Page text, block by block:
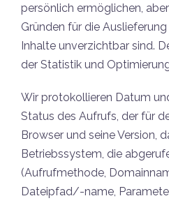
persönlich ermöglichen,
Gründen für die
Inhalte unverzichtbar sind.
der Statistik und
Wir protokollieren Datum
Status des Aufrufs, der für
Browser und seine Version,
Betriebssystem, die
(Aufrufmethode,
Dateipfad/-name,